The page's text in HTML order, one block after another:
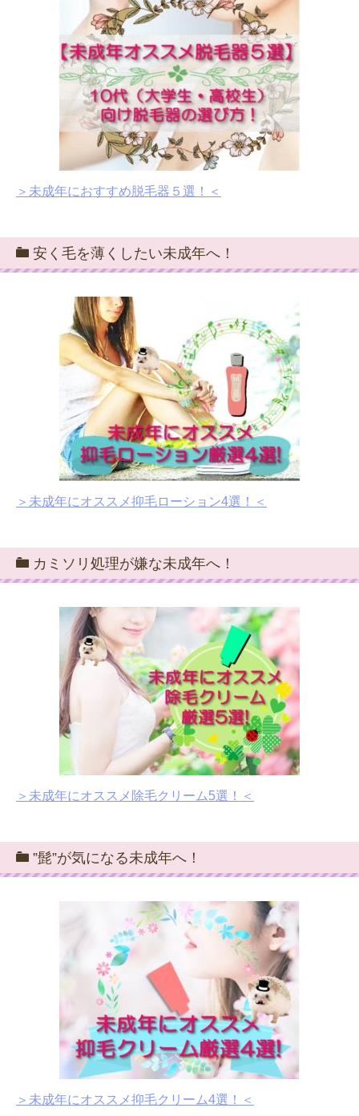
＞未成年におすすめ脱毛器５選！＜
安く毛を薄くしたい未成年へ！
＞未成年にオススメ抑毛ローション4選！＜
カミソリ処理が嫌な未成年へ！
＞未成年にオススメ除毛クリーム5選！＜
”髭”が気になる未成年へ！
＞未成年にオススメ抑毛クリーム4選！＜